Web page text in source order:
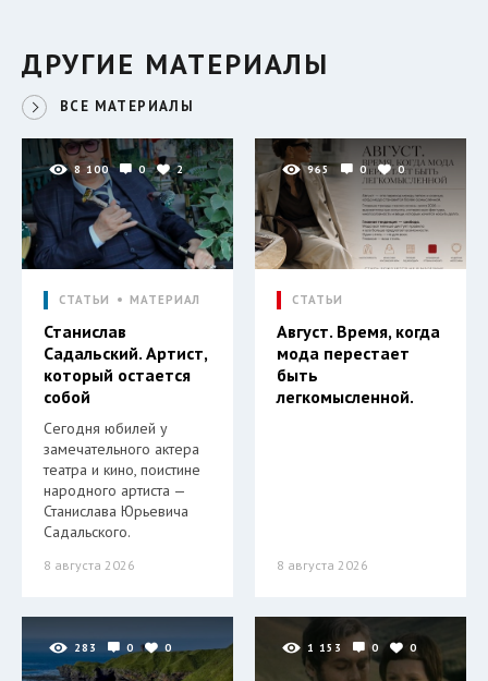
ДРУГИЕ МАТЕРИАЛЫ
ВСЕ МАТЕРИАЛЫ
8 100 0 2
СТАТЬИ МАТЕРИАЛ
Станислав
Садальский. Артист,
который остается
собой
Сегодня юбилей у
замечательного актера
театра и кино, поистине
народного артиста —
Станислава Юрьевича
Садальского.
8 августа 2026
965 0 0
СТАТЬИ
Август. Время, когда
мода перестает
быть
легкомысленной.
8 августа 2026
283 0 0 1 153 0 0